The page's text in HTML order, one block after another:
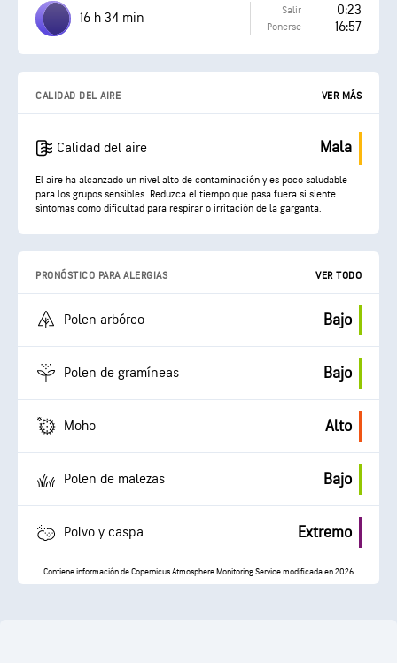
16 h 34 min Salir 0:23
Ponerse 16:57
CALIDAD DEL AIRE VER MÁS
Calidad del aire Mala
El aire ha alcanzado un nivel alto de contaminación y es poco saludable
para los grupos sensibles. Reduzca el tiempo que pasa fuera si siente
síntomas como dificultad para respirar o irritación de la garganta.
PRONÓSTICO PARA ALERGIAS VER TODO
Polen arbóreo Bajo
Polen de gramíneas Bajo
Moho Alto
Polen de malezas Bajo
Polvo y caspa Extremo
Contiene información de Copernicus Atmosphere Monitoring Service modificada en 2026